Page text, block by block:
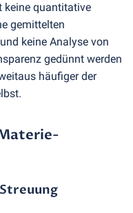
keine quantitative
gemittelten
keine Analyse von
gedünnt werden
häufiger der